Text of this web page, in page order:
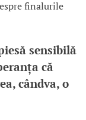
sensibilă
că
cândva, o